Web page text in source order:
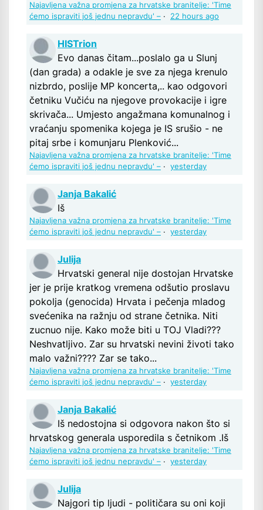
Najavljena važna promjena za hrvatske branitelje: 'Time
ćemo ispraviti još jednu nepravdu' – · 22 hours ago
HISTrion
Evo danas čitam...poslalo ga u Slunj
(dan grada) a odakle je sve za njega krenulo
nizbrdo, poslije MP koncerta,.. kao odgovori
četniku Vučiću na njegove provokacije i igre
skrivača... Umjesto angažmana komunalnog i
vraćanju spomenika kojega je IS srušio - ne
pitaj srbe i komunjaru Plenković...
Najavljena važna promjena za hrvatske branitelje: 'Time
ćemo ispraviti još jednu nepravdu' – · yesterday
Janja Bakalić
Iš
Najavljena važna promjena za hrvatske branitelje: 'Time
ćemo ispraviti još jednu nepravdu' – · yesterday
Julija
Hrvatski general nije dostojan Hrvatske
jer je prije kratkog vremena odšutio proslavu
pokolja (genocida) Hrvata i pečenja mladog
svećenika na ražnju od strane četnika. Niti
zucnuo nije. Kako može biti u TOJ Vladi???
Neshvatljivo. Zar su hrvatski nevini životi tako
malo važni???? Zar se tako...
Najavljena važna promjena za hrvatske branitelje: 'Time
ćemo ispraviti još jednu nepravdu' – · yesterday
Janja Bakalić
Iš nedostojna si odgovora nakon što si
hrvatskog generala usporedila s četnikom .Iš
Najavljena važna promjena za hrvatske branitelje: 'Time
ćemo ispraviti još jednu nepravdu' – · yesterday
Julija
Najgori tip ljudi - političara su oni koji